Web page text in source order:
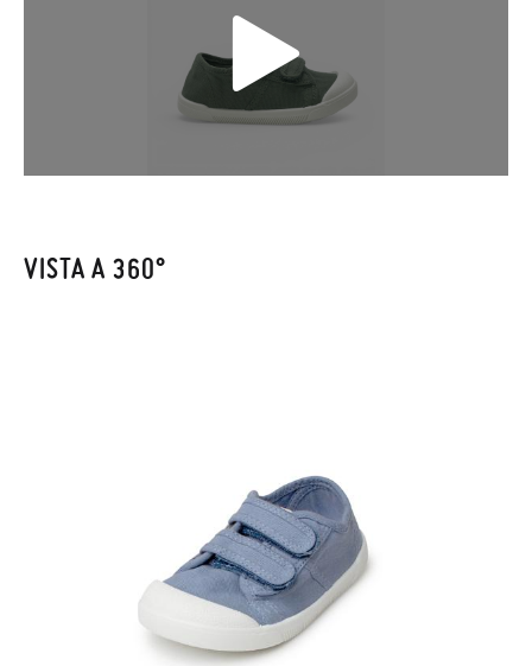
Se hai un account, ti basta accedere per avviare la procedura.
Se hai effettuato il pagamento come ospite, visita la nostra
e inserisci il numero d'ordine e l'indirizzo e-mail
Per sostituire un articolo, ti preghiamo di restituire il paio
VISTA A 360°